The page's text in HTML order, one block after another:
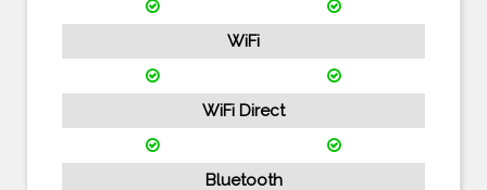
WiFi
WiFi Direct
Bluetooth